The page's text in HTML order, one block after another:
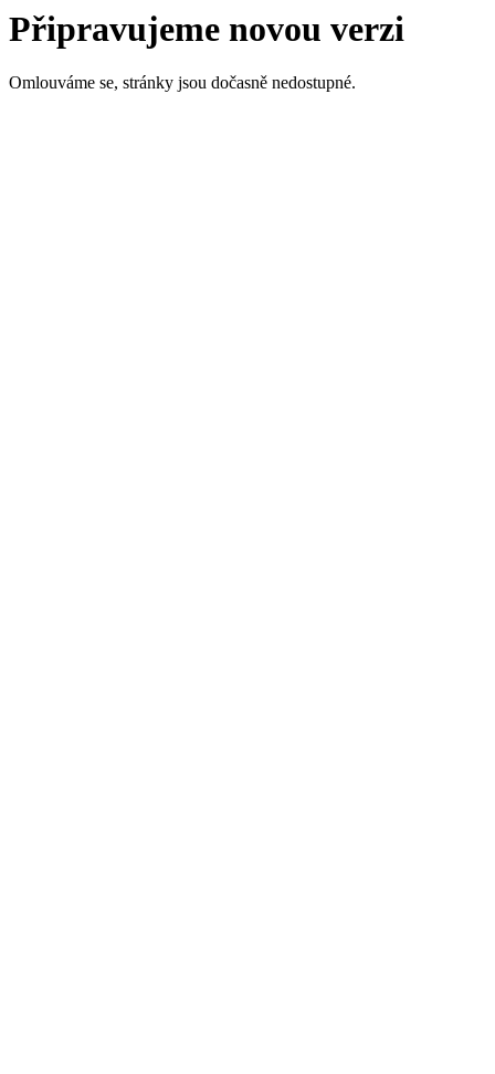
Připravujeme novou verzi
Omlouváme se, stránky jsou dočasně nedostupné.